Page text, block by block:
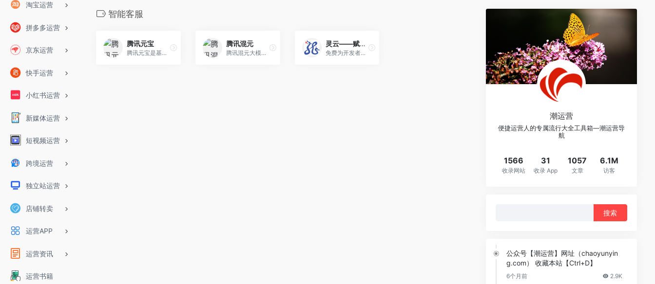
淘宝运营
拼多多运营
京东运营
快手运营
小红书运营
新媒体运营
短视频运营
跨境运营
独立站运营
店铺转卖
运营APP
运营资讯
运营书籍
智能客服
腾讯元宝
腾讯元宝是基于腾讯混元大模型的AI应用，可以帮你写作绘画文案翻译编程搜索阅读总结的全能助手
腾讯混元
腾讯混元大模型是由腾讯研发的大语言模型，具备跨领域知识和自然语言理解能力，实现基于人机自然语言对话的方式，理解用户指令并执行任务，帮助用户实现人获取信息，知识和灵感。
灵云——赋能百业 共享AI未来
免费为开发者提供语音合成(TTS)、语音识别(ASR)、手写识别(HWR)、光学字符识别(OCR)、语义理解(NLU)、机器翻译(MT)等全方位智能人机交互能力……
潮运营
便捷运营人的专属流行大全工具箱—潮运营导
航
1566
收录网站
31
收录 App
1057
文章
6.1M
访客
公众号【潮运营】网址（chaoyunyin
g.com） 收藏本站【Ctrl+D】
6个月前 2.9K